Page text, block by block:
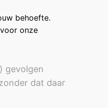
behoefte.
onze
gevolgen
dat daar